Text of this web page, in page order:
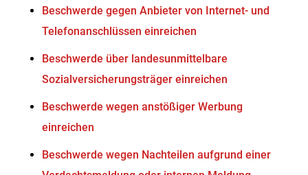
Beschwerde gegen Anbieter von Internet- und
Telefonanschlüssen einreichen
Beschwerde über landesunmittelbare
Sozialversicherungsträger einreichen
Beschwerde wegen anstößiger Werbung
einreichen
Beschwerde wegen Nachteilen aufgrund einer